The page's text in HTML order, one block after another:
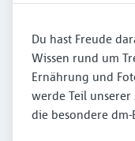
Du hast Freude
Wissen rund um
Ernährung und
werde Teil
die besondere